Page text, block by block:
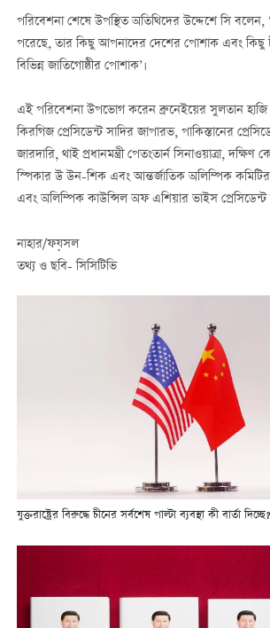
পরিবেশনা শেষে উপস্থিত অতিথিদের উদ্দেশে সি বলেন,
পরেছে,তার কিছু আপনাদের দেশের পোশাক এবং কিছু
বিভিন্ন জাতিগোষ্ঠীর পোশাক’।
এই পরিবেশনা উপভোগ করেন ব্রুনেইয়ের সুলতান হাজি
কিরগিজ প্রেসিডেন্ট সাদির জাপারভ,পাকিস্তানের
জারদারি,থাই প্রধানমন্ত্রী পেতংতার্ন সিনাওয়াত্রা,দক্ষিণ
স্পিকার উ উন-শিক এবং আন্তর্জাতিক অলিম্পিক কমিটির
এবং অলিম্পিক কাউন্সিল অফ এশিয়ার ভাইস
নাহার/ফয়সল
তথ্য ও ছবি-সিসিটিভি
যুক্তরাষ্ট্রের বিরুদ্ধে চীনের সর্বশেষ পাল্টা ব্যবস্থা কী বার্তা দিচ্ছে?